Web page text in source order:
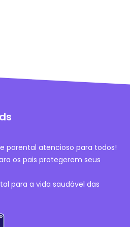
parental atencioso para todos!
os pais protegerem seus
para a vida saudável das